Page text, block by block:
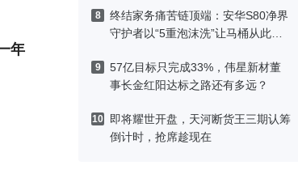
8
终结家务痛苦链顶端：安华S80净界
守护者以“5重泡沫洗”让马桶从此免
9
57亿目标只完成33%，伟星新材董
事长金红阳达标之路还有多远？
10
即将耀世开盘，天河断货王三期认筹
倒计时，抢席趁现在
年